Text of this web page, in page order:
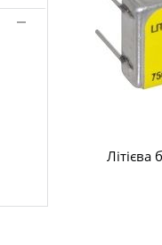
Літієва